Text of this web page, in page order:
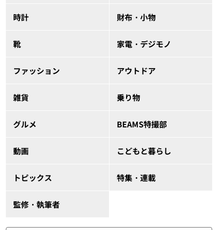
時計 財布・小物
靴 家電・デジモノ
ファッション アウトドア
雑貨 乗り物
グルメ BEAMS特撮部
動画 こどもと暮らし
トピックス 特集・連載
監修・執筆者